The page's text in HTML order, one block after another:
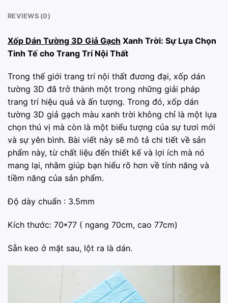
REVIEWS (0)
Xốp Dán Tường 3D Giả Gạch Xanh Trời: Sự Lựa Chọn
Tinh Tế cho Trang Trí Nội Thất
Trong thế giới trang trí nội thất đương đại, xốp dán
tường 3D đã trở thành một trong những giải pháp
trang trí hiệu quả và ấn tượng. Trong đó, xốp dán
tường 3D giả gạch màu xanh trời không chỉ là một lựa
chọn thú vị mà còn là một biểu tượng của sự tươi mới
và sự yên bình. Bài viết này sẽ mô tả chi tiết về sản
phẩm này, từ chất liệu đến thiết kế và lợi ích mà nó
mang lại, nhằm giúp bạn hiểu rõ hơn về tính năng và
tiềm năng của sản phẩm.
Độ dày chuẩn : 3.5mm
Kích thước: 70*77 ( ngang 70cm, cao 77cm)
Sẵn keo ở mặt sau, lột ra là dán.